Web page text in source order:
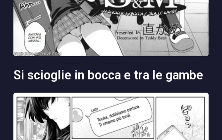
si scioglie in bocca e tra le gambe